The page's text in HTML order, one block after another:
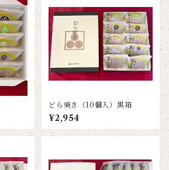
どら焼き（10個入）黒箱
¥2,954